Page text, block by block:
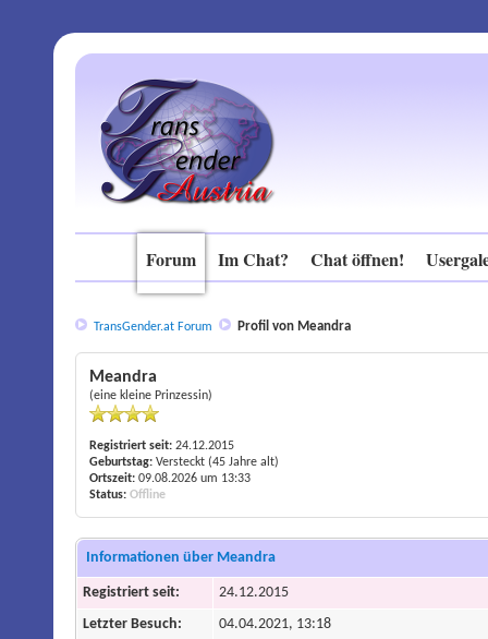
Forum Im Chat? Chat öffnen!
TransGender.at Forum Profil von Meandra
Meandra
(eine kleine Prinzessin)
Registriert seit: 24.12.2015
Geburtstag: Versteckt (45 Jahre alt)
Ortszeit: 09.08.2026 um 13:33
Status: Offline
Informationen über Meandra
Registriert seit:
24.12.2015
Letzter Besuch:
04.04.2021, 13:18